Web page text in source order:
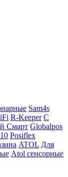
Sam4s
R-Keeper С
Смарт Globalpos
Posiflex
ATOL Для
Atol сенсорные